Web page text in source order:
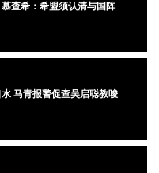
查希：希盟须认清与国阵
马青报警促查吴启聪教唆